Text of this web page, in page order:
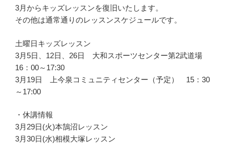
3月からキッズレッスンを復旧いたします。
その他は通常通りのレッスンスケジュールです。
土曜日キッズレッスン
3月5日、12日、26日 大和スポーツセンター第2武道場
16：00～17:30
3月19日 上今泉コミュニティセンター（予定） 15：30
～17:00
・休講情報
3月29日(火)本鵠沼レッスン
3月30日(水)相模大塚レッスン